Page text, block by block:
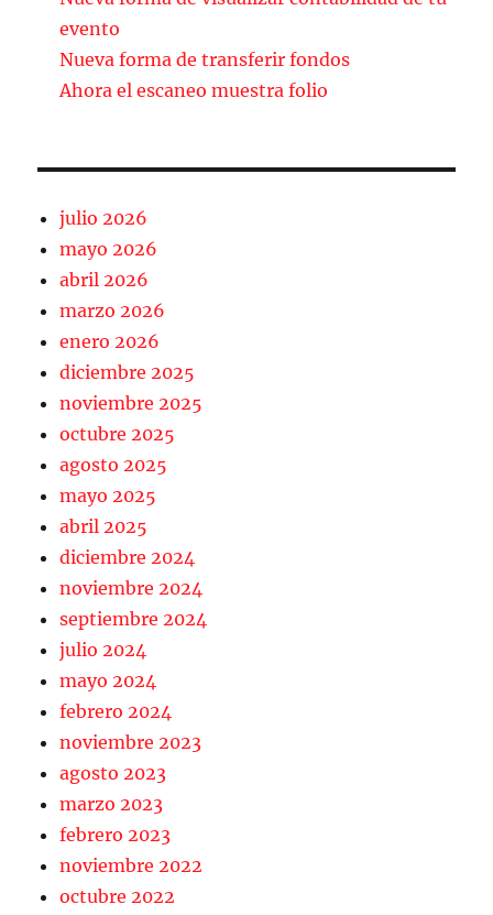
o
k
ir
evento
Nueva forma de transferir fondos
Ahora el escaneo muestra folio
julio 2026
mayo 2026
abril 2026
marzo 2026
enero 2026
diciembre 2025
noviembre 2025
octubre 2025
agosto 2025
mayo 2025
abril 2025
diciembre 2024
noviembre 2024
septiembre 2024
julio 2024
mayo 2024
febrero 2024
noviembre 2023
agosto 2023
marzo 2023
febrero 2023
noviembre 2022
octubre 2022